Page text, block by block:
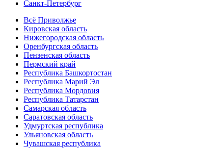
Санкт-Петербург
Всё Приволжье
Кировская область
Нижегородская область
Оренбургская область
Пензенская область
Пермский край
Республика Башкортостан
Республика Марий Эл
Республика Мордовия
Республика Татарстан
Самарская область
Саратовская область
Удмуртская республика
Ульяновская область
Чувашская республика